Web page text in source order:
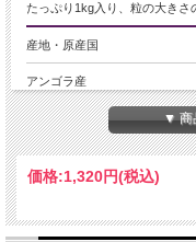
たっぷり1kg入り、粒の大きさ
産地・原産国
アンゴラ産
グレードなど
-
水晶
▼ 商
価格:1,320円(税込)